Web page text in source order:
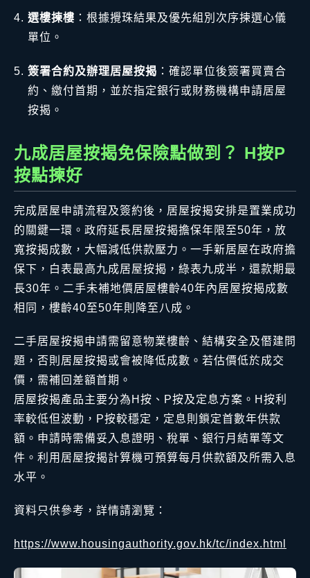
選樓揀樓 ：根據攪珠結果及優先組別次序揀選心儀
單位。
簽署合約及辦理居屋按揭 ：確認單位後簽署買賣合
約、繳付首期，並於指定銀行或財務機構申請居屋
按揭。
九成居屋按揭免保險點做到？ H按P
按點揀好
完成居屋申請流程及簽約後，居屋按揭安排是置業成功
的關鍵一環。政府延長居屋按揭擔保年限至50年，放
寬按揭成數，大幅減低供款壓力。一手新居屋在政府擔
保下，白表最高九成居屋按揭，綠表九成半，還款期最
長30年。二手未補地價居屋樓齡40年內居屋按揭成數
相同，樓齡40至50年則降至八成。
二手居屋按揭申請需留意物業樓齡、結構安全及僭建問
題，否則居屋按揭或會被降低成數。若估價低於成交
價，需補回差額首期。
居屋按揭產品主要分為H按、P按及定息方案。H按利
率較低但波動，P按較穩定，定息則鎖定首數年供款
額。申請時需備妥入息證明、稅單、銀行月結單等文
件。利用居屋按揭計算機可預算每月供款額及所需入息
水平。
資料只供參考，詳情請瀏覽：
https://www.housingauthority.gov.hk/tc/index.html